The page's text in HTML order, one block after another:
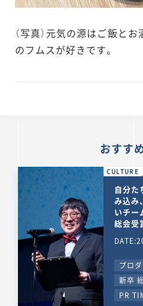
（写真）元気の源はご飯と
のフムスが好きです。
おすす
CULTURE
自分た
み込み
いチー
総会
プロ
新卒
PR